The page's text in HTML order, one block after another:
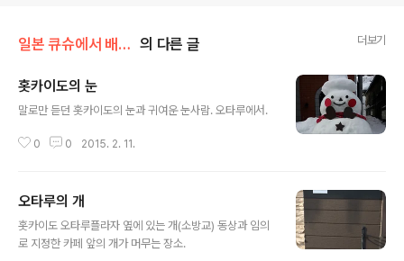
일본 큐슈에서 배운다 의 다른 글 더보기
홋카이도의 눈
​​말로만 듣던 홋카이도의 눈과 귀여운 눈사람. 오타루에서. ​​​​
0 0 2015. 2. 11.
오타루의 개
​​홋카이도 오타루플라자 옆에 있는 개(소방교) 동상과 임의
로 지정한 카페 앞의 개가 머무는 장소. ​​